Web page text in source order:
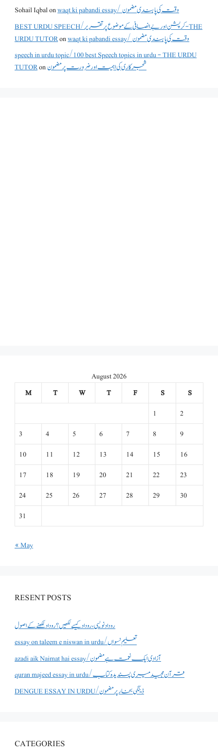
Sohail Iqbalon
waqt ki pabandi essay/ وقت کی پابندی مضمون
BEST URDU SPEECH/کرپشن اور بے انصافی کے موضوع پر تقریر - THE
URDU TUTORon
waqt ki pabandi essay/ وقت کی پابندی مضمون
speech in urdu topic/100 best Speech topics in urdu - THE URDU
TUTORonشجرکاری کی اہمیت اور ضرورت پر مضمون
August 2026
M
T W T F S
S
1
2
3
4 5 6 7 8
9
10
11 12 13 14 15
16
17
18 19 20 21 22
23
24
25 26 27 28 29
30
31
« May
RESENT POSTS
روداد نویسی ،روداد کیسے لکھیں؟ روداد لکھنے کے اصول
essay on taleem e niswan in urdu/تعلیم نسواں
azadi aik Naimat hai essay/آزادی ایک نعمت ہے مضمون
quran majeed essay in urdu/قرآن مجید میری پسندیدہ کتاب
DENGUE ESSAY IN URDU/ڈینگی بخار پر مضمون
CATEGORIES